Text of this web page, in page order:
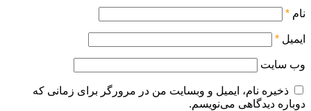
نام *
ایمیل *
وب‌ سایت
ذخیره نام، ایمیل و وبسایت من در مرورگر برای زمانی که
دوباره دیدگاهی می‌نویسم.